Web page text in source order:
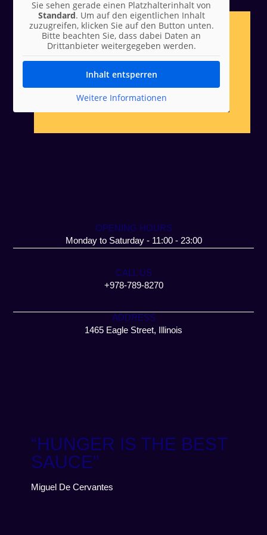
Sie sehen gerade einen Platzhalterinhalt von
Standard. Um auf den eigentlichen Inhalt
zuzugreifen, klicken Sie auf den Button unten.
Bitte beachten Sie, dass dabei Daten an
Drittanbieter weitergegeben werden.
Inhalt entsperren
Weitere Informationen
OPENING HOURS
Monday to Saturday - 11:00 - 23:00
CALL US
+978-789-8270
ADDRESS
1465 Eagle Street, Illinois
“HUNGER IS THE BEST
SAUCE”
Miguel De Cervantes